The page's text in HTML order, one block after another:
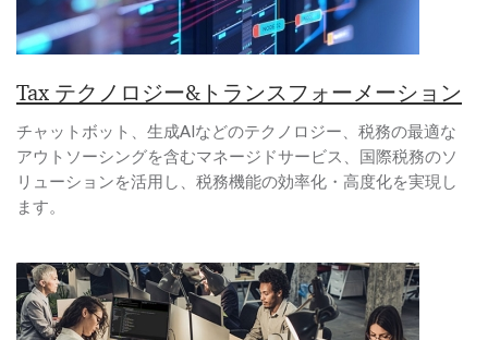
Tax テクノロジー&トランスフォーメーション
チャットボット、生成AIなどのテクノロジー、税務の最適な
アウトソーシングを含むマネージドサービス、国際税務のソ
リューションを活用し、税務機能の効率化・高度化を実現し
ます。